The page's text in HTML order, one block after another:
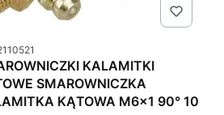
KALAMITKI
SMAROWNICZKA
KĄTOWA M6x1 90° 10